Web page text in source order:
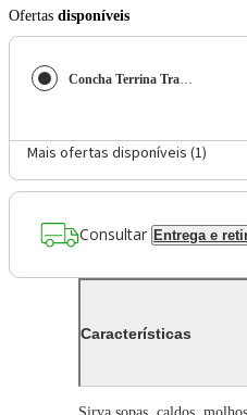
Ofertas disponíveis
Concha Terrina Tramontina Extrata em Aço Inox
Mais ofertas disponíveis (1)
Consultar Entrega e
Características